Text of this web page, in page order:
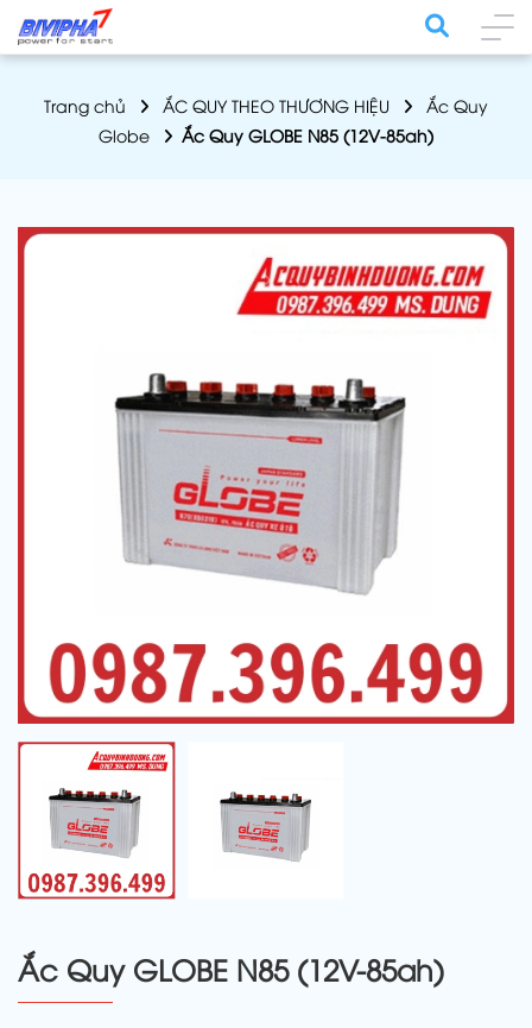
Trang chủ ẮC QUY THEO THƯƠNG HIỆU
Ắc Quy
Globe
Ắc Quy GLOBE N85 (12V-85ah)
Ắc Quy GLOBE N85 (12V-85ah)